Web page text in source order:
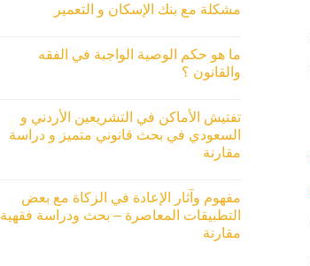
مشكلة مع بنك الإسكان و التعمير
ما هو حكم الوصية الواجبة في الفقه
والقانون ؟
تفتيش الأماكن في التشريعين الأردني و
السعودي في بحث قانوني متميز و دراسة
مقارنة
مفهوم وآثار الإعادة في الزكاة مع بعض
التطبيقات المعاصرة – بحث ودراسة فقهية
مقارنة